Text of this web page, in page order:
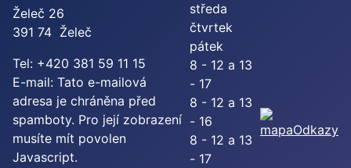
Želeč 26
391 74 Želeč
Tel: +420 381 59 11 15
E-mail: Tato e-mailová
adresa je chráněna před
spamboty. Pro její zobrazení
musíte mít povolen
Javascript.
středa
čtvrtek
pátek
8 - 12 a 13
- 17
8 - 12 a 13
- 16
8 - 12 a 13
- 17
Odkazy